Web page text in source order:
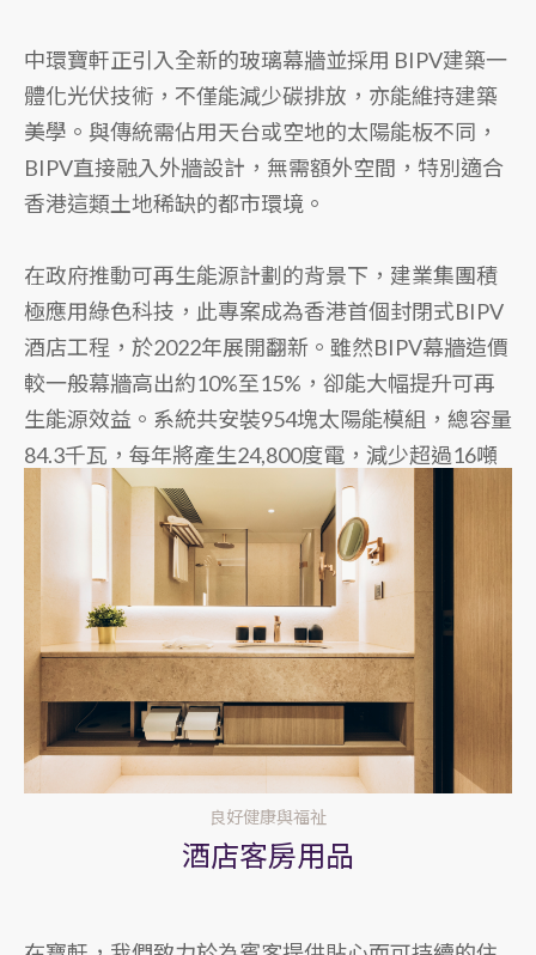
中環寶軒正引入全新的玻璃幕牆並採用 BIPV建築一
體化光伏技術，不僅能減少碳排放，亦能維持建築
美學。與傳統需佔用天台或空地的太陽能板不同，
BIPV直接融入外牆設計，無需額外空間，特別適合
香港這類土地稀缺的都市環境。
在政府推動可再生能源計劃的背景下，建業集團積
極應用綠色科技，此專案成為香港首個封閉式BIPV
酒店工程，於2022年展開翻新。雖然BIPV幕牆造價
較一般幕牆高出約10%至15%，卻能大幅提升可再
生能源效益。系統共安裝954塊太陽能模組，總容量
84.3千瓦，每年將產生24,800度電，減少超過16噸
碳排放。
良好健康與福祉
酒店客房用品